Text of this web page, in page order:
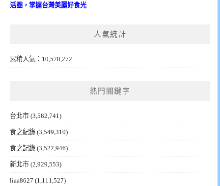
活圈，掌握台灣美麗好食光
人氣統計
累積人氣：10,578,272
熱門關鍵字
台北市 (3,582,741)
食之紀錄 (3,549,310)
食之記錄 (3,522,946)
新北市 (2,929,553)
liaa8627 (1,111,527)